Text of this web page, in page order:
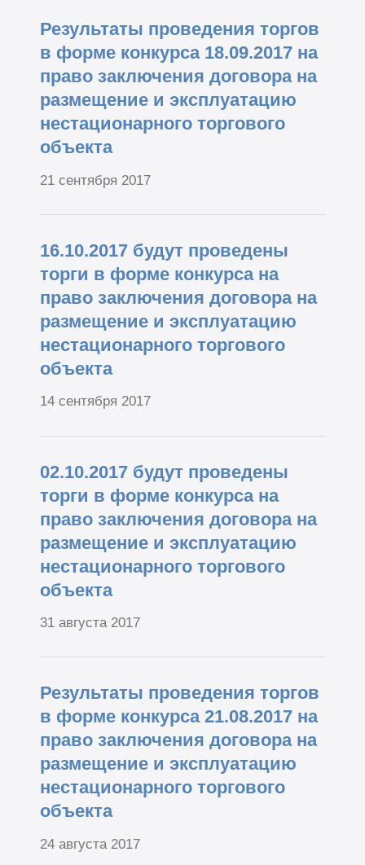
Результаты проведения торгов
в форме конкурса 18.09.2017 на
право заключения договора на
размещение и эксплуатацию
нестационарного торгового
объекта
21 сентября 2017
16.10.2017 будут проведены
торги в форме конкурса на
право заключения договора на
размещение и эксплуатацию
нестационарного торгового
объекта
14 сентября 2017
02.10.2017 будут проведены
торги в форме конкурса на
право заключения договора на
размещение и эксплуатацию
нестационарного торгового
объекта
31 августа 2017
Результаты проведения торгов
в форме конкурса 21.08.2017 на
право заключения договора на
размещение и эксплуатацию
нестационарного торгового
объекта
24 августа 2017